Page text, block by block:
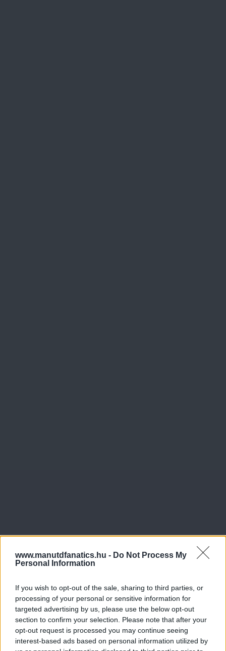
www.manutdfanatics.hu - Do Not Process My
Personal Information
If you wish to opt-out of the sale, sharing to third parties, or
processing of your personal or sensitive information for
targeted advertising by us, please use the below opt-out
section to confirm your selection. Please note that after your
opt-out request is processed you may continue seeing
interest-based ads based on personal information utilized by